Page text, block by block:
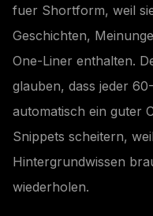
fuer Shortform, weil
Geschichten,
One-Liner enthalten.
glauben, dass jeder
automatisch ein guter
Snippets scheitern,
Hintergrundwissen
wiederholen.